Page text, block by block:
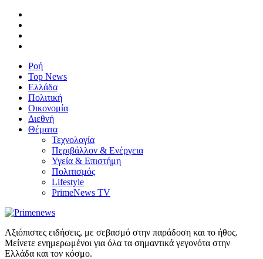
Ροή
Top News
Ελλάδα
Πολιτική
Οικονομία
Διεθνή
Θέματα
Τεχνολογία
Περιβάλλον & Ενέργεια
Υγεία & Επιστήμη
Πολιτισμός
Lifestyle
PrimeNews TV
Αξιόπιστες ειδήσεις, με σεβασμό στην παράδοση και το ήθος.
Μείνετε ενημερωμένοι για όλα τα σημαντικά γεγονότα στην
Ελλάδα και τον κόσμο.